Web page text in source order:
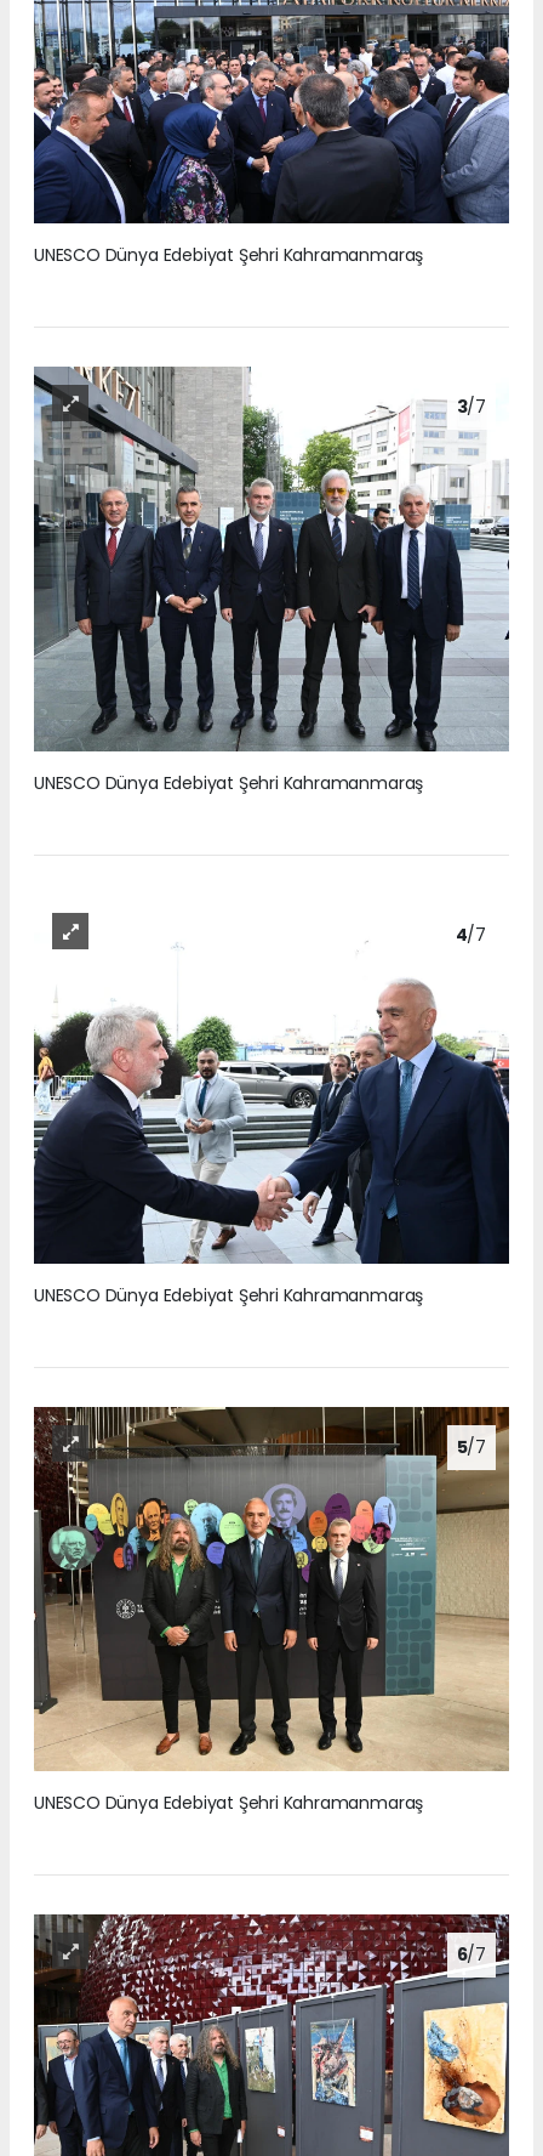
UNESCO Dünya Edebiyat Şehri Kahramanmaraş
3/7
UNESCO Dünya Edebiyat Şehri Kahramanmaraş
4/7
UNESCO Dünya Edebiyat Şehri Kahramanmaraş
5/7
UNESCO Dünya Edebiyat Şehri Kahramanmaraş
6/7